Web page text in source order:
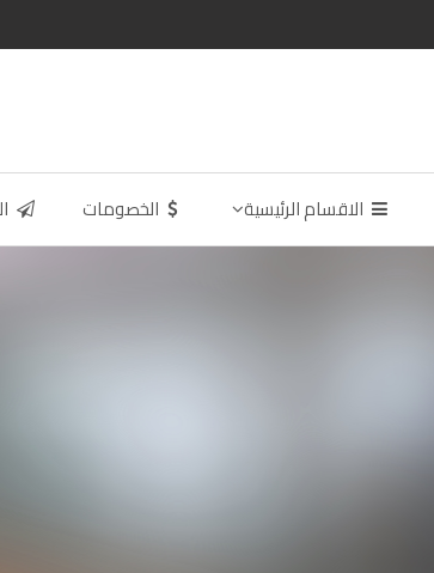
الاقسام الرئيسية الخصومات